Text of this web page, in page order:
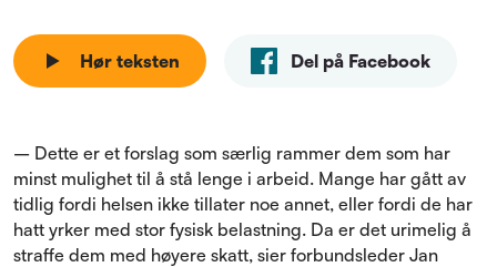
Hør teksten Del på Facebook
– Dette er et forslag som særlig rammer dem som har
minst mulighet til å stå lenge i arbeid. Mange har gått av
tidlig fordi helsen ikke tillater noe annet, eller fordi de har
hatt yrker med stor fysisk belastning. Da er det urimelig å
straffe dem med høyere skatt, sier forbundsleder Jan